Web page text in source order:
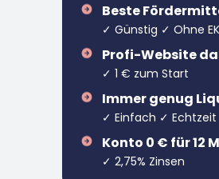
Beste
✓ Günstig ✓ Ohne EK
Profi-Website
✓ 1 € zum Start
Immer genug
✓ Einfach ✓ Echtzeit
Konto 0 € für 12
✓ 2,75% Zinsen